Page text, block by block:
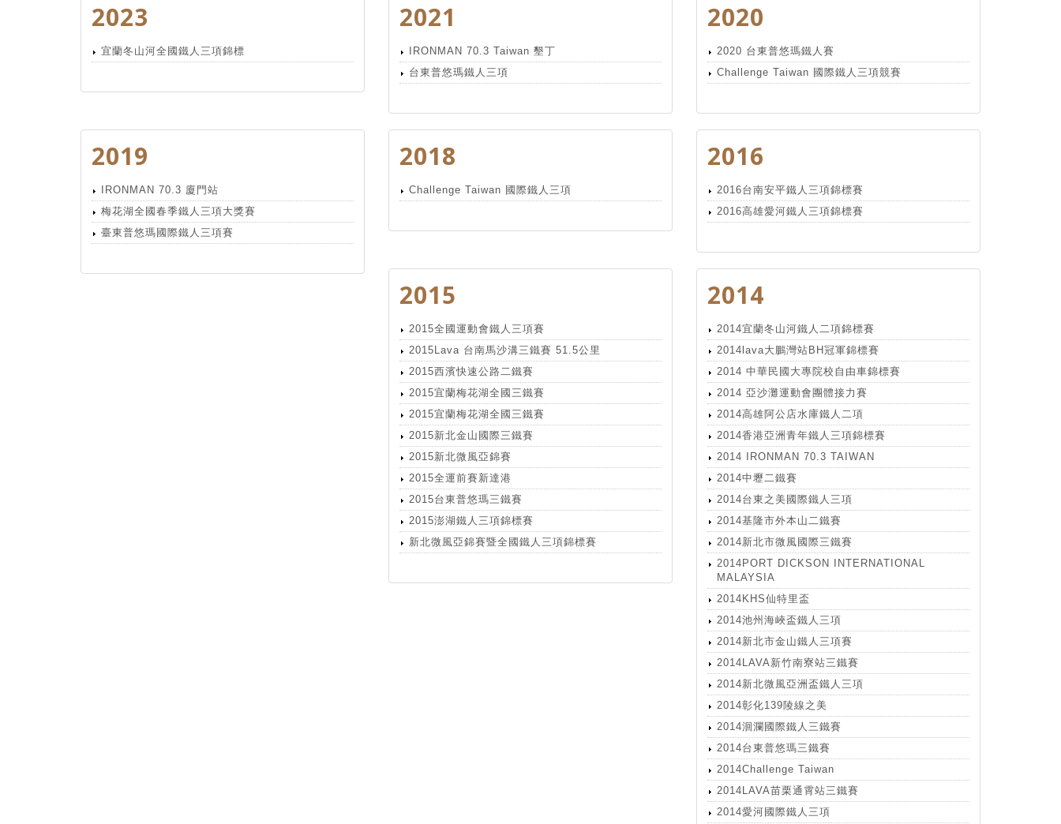
2023
宜蘭冬山河全國鐵人三項錦標
2021
IRONMAN 70.3 Taiwan 墾丁
台東普悠瑪鐵人三項
2020
2020 台東普悠瑪鐵人賽
Challenge Taiwan 國際鐵人三項競賽
2019
IRONMAN 70.3 廈門站
梅花湖全國春季鐵人三項大獎賽
臺東普悠瑪國際鐵人三項賽
2018
Challenge Taiwan 國際鐵人三項
2016
2016台南安平鐵人三項錦標賽
2016高雄愛河鐵人三項錦標賽
2015
2015全國運動會鐵人三項賽
2015Lava 台南馬沙溝三鐵賽 51.5公里
2015西濱快速公路二鐵賽
2015宜蘭梅花湖全國三鐵賽
2015宜蘭梅花湖全國三鐵賽
2015新北金山國際三鐵賽
2015新北微風亞錦賽
2015全運前賽新達港
2015台東普悠瑪三鐵賽
2015澎湖鐵人三項錦標賽
新北微風亞錦賽暨全國鐵人三項錦標賽
2014
2014宜蘭冬山河鐵人二項錦標賽
2014lava大鵬灣站BH冠軍錦標賽
2014 中華民國大專院校自由車錦標賽
2014 亞沙灘運動會團體接力賽
2014高雄阿公店水庫鐵人二項
2014香港亞洲青年鐵人三項錦標賽
2014 IRONMAN 70.3 TAIWAN
2014中壢二鐵賽
2014台東之美國際鐵人三項
2014基隆市外本山二鐵賽
2014新北市微風國際三鐵賽
2014PORT DICKSON INTERNATIONAL
MALAYSIA
2014KHS仙特里盃
2014池州海峽盃鐵人三項
2014新北市金山鐵人三項賽
2014LAVA新竹南寮站三鐵賽
2014新北微風亞洲盃鐵人三項
2014彰化139陵線之美
2014洄瀾國際鐵人三鐵賽
2014台東普悠瑪三鐵賽
2014Challenge Taiwan
2014LAVA苗栗通霄站三鐵賽
2014愛河國際鐵人三項